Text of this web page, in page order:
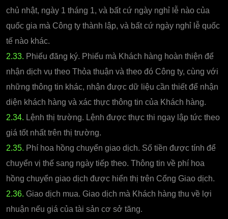
chủ nhật, ngày 1 tháng 1, và bất cứ ngày nghỉ lễ nào của
quốc gia mà Công ty thành lập, và bất cứ ngày nghỉ lễ quốc
tế nào khác.
2.33. Phiếu đăng ký. Phiếu mà Khách hàng hoàn thiện để
nhận dịch vụ theo Thỏa thuận và theo đó Công ty, cùng với
những thông tin khác, nhận được dữ liệu cần thiết để nhận
diện khách hàng và xác thực thông tin của Khách hàng.
2.34. Lệnh thị trường. Lệnh được thực thi ngay lập tức theo
giá tốt nhất trên thị trường.
2.35. Phí hoa hồng chuyển giao dịch. Số tiền được tính để
chuyển vị thế sang ngày tiếp theo. Thông tin về phí hoa
hồng chuyển giao dịch được hiển thị trên Cổng Giao dịch.
2.36. Giao dịch mua. Giao dịch mà Khách hàng thu về lợi
nhuận nếu giá của tài sản cơ sở tăng.